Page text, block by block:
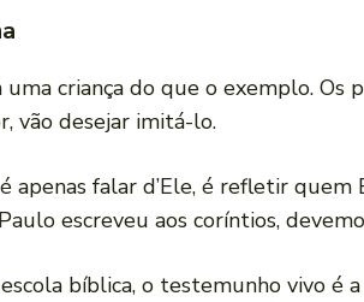
criança do que o exemplo.
vão desejar imitá-lo.
apenas falar d’Ele, é refletir
escreveu aos coríntios,
bíblica, o testemunho vivo é